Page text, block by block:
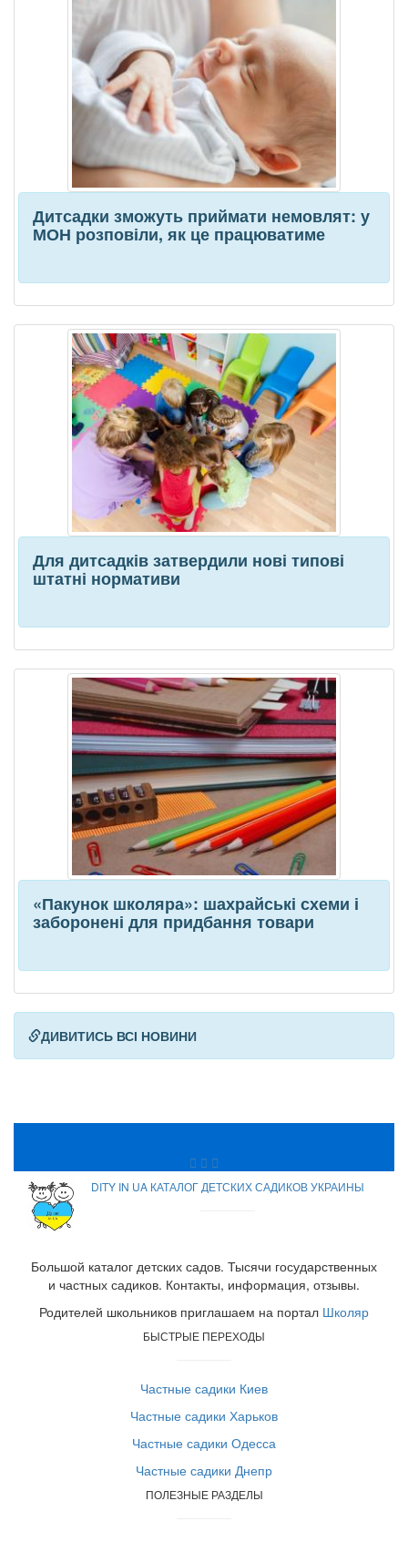
Дитсадки зможуть приймати немовлят: у
МОН розповіли, як це працюватиме
Для дитсадків затвердили нові типові
штатні нормативи
«Пакунок школяра»: шахрайські схеми і
заборонені для придбання товари
ДИВИТИСЬ ВСІ НОВИНИ
DITY IN UA КАТАЛОГ ДЕТСКИХ САДИКОВ УКРАИНЫ
Большой каталог детских садов. Тысячи государственных
и частных садиков. Контакты, информация, отзывы.
Родителей школьников приглашаем на портал Школяр
БЫСТРЫЕ ПЕРЕХОДЫ
Частные садики Киев
Частные садики Харьков
Частные садики Одесса
Частные садики Днепр
ПОЛЕЗНЫЕ РАЗДЕЛЫ